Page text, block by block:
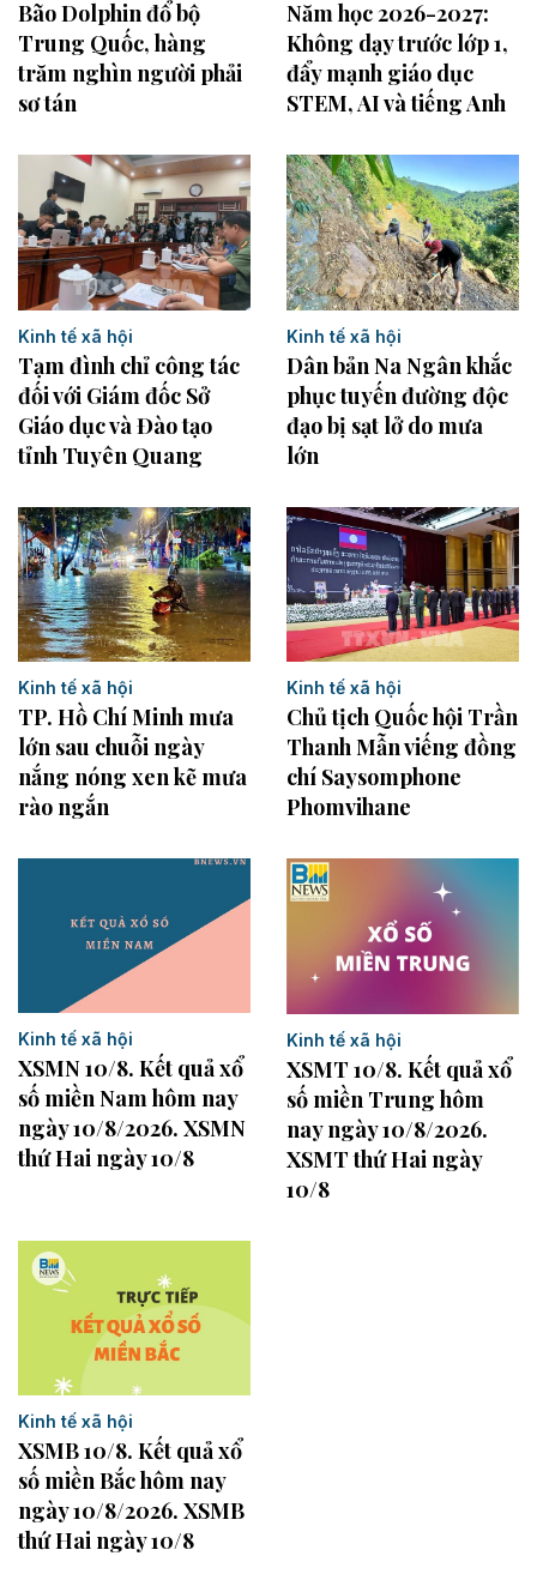
Bão Dolphin đổ bộ
Trung Quốc, hàng
trăm nghìn người phải
sơ tán
Năm học 2026-2027:
Không dạy trước lớp 1,
đẩy mạnh giáo dục
STEM, AI và tiếng Anh
Kinh tế xã hội
Tạm đình chỉ công tác
đối với Giám đốc Sở
Giáo dục và Đào tạo
tỉnh Tuyên Quang
Kinh tế xã hội
Dân bản Na Ngân khắc
phục tuyến đường độc
đạo bị sạt lở do mưa
lớn
Kinh tế xã hội
TP. Hồ Chí Minh mưa
lớn sau chuỗi ngày
nắng nóng xen kẽ mưa
rào ngắn
Kinh tế xã hội
Chủ tịch Quốc hội Trần
Thanh Mẫn viếng đồng
chí Saysomphone
Phomvihane
Kinh tế xã hội
XSMN 10/8. Kết quả xổ
số miền Nam hôm nay
ngày 10/8/2026. XSMN
thứ Hai ngày 10/8
Kinh tế xã hội
XSMT 10/8. Kết quả xổ
số miền Trung hôm
nay ngày 10/8/2026.
XSMT thứ Hai ngày
10/8
Kinh tế xã hội
XSMB 10/8. Kết quả xổ
số miền Bắc hôm nay
ngày 10/8/2026. XSMB
thứ Hai ngày 10/8